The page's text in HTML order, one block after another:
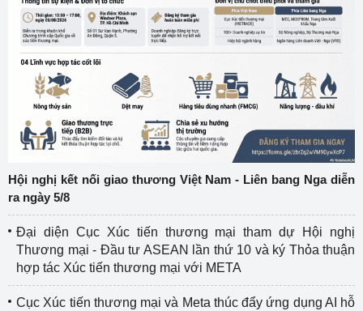
Hội nghị kết nối giao thương Việt Nam - Liên bang Nga diễn
ra ngày 5/8
Đại diện Cục Xúc tiến thương mại tham dự Hội nghị
Thương mại - Đầu tư ASEAN lần thứ 10 và ký Thỏa thuận
hợp tác Xúc tiến thương mại với META
Cục Xúc tiến thương mại và Meta thúc đẩy ứng dụng AI hỗ